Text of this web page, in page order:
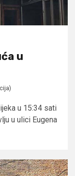
u
u 15:34 sati
u ulici Eugena